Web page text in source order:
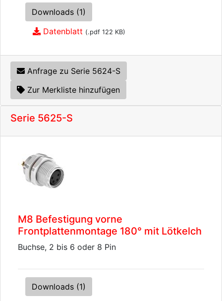
Downloads (1)
Datenblatt (.pdf 122 KB)
Anfrage zu Serie 5624-S
Zur Merkliste hinzufügen
Serie 5625-S
M8 Befestigung vorne
Frontplattenmontage 180° mit Lötkelch
Buchse, 2 bis 6 oder 8 Pin
Downloads (1)